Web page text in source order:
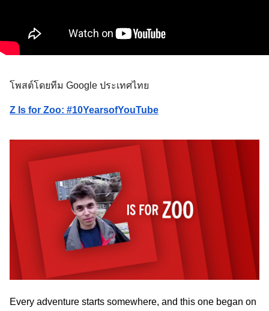
โพสต์โดยทีม Google ประเทศไทย
Z Is for Zoo: #10YearsofYouTube
Every adventure starts somewhere, and this one began on